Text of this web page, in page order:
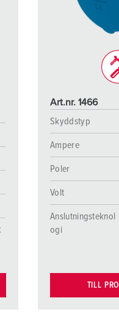
och civilskydd
och underhållning
Art.nr. 1466
Skyddstyp
Ampere
Poler
Volt
Anslutningsteknol
ogi
TILL